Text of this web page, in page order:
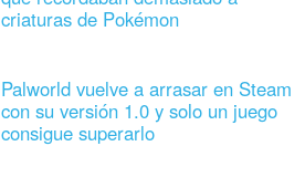
criaturas de Pokémon
Palworld vuelve a arrasar en Steam
con su versión 1.0 y solo un juego
consigue superarlo